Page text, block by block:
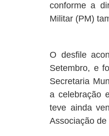
conforme a
Militar (PM)
O desfile
Setembro, e
Secretaria
a celebração
teve ainda
Associação